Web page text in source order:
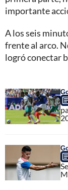
importante
A los seis
frente al arco.
logró conectar